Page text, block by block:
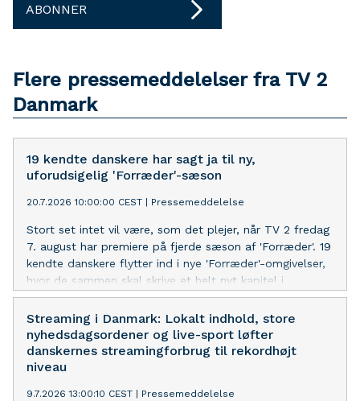
ABONNER
Flere pressemeddelelser fra TV 2
Danmark
19 kendte danskere har sagt ja til ny,
uforudsigelig 'Forræder'-sæson
20.7.2026 10:00:00 CEST | Pressemeddelelse
Stort set intet vil være, som det plejer, når TV 2 fredag
7. august har premiere på fjerde sæson af 'Forræder'. 19
kendte danskere flytter ind i nye 'Forræder'-omgivelser,
hvor de sammen skal skrive et helt nyt kapitel i
mysterieføljetonen.
Streaming i Danmark: Lokalt indhold, store
nyhedsdagsordener og live-sport løfter
danskernes streamingforbrug til rekordhøjt
niveau
9.7.2026 13:00:10 CEST | Pressemeddelelse